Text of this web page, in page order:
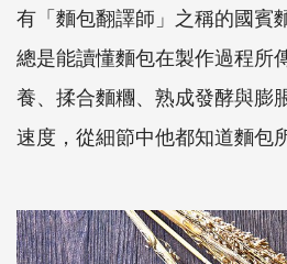
有「麵包翻譯師」之稱的國賓
總是能讀懂麵包在製作過程所
養、揉合麵糰、熟成發酵與膨
速度，從細節中他都知道麵包